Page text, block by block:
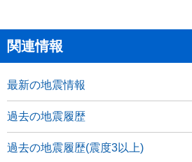
関連情報
最新の地震情報
過去の地震履歴
過去の地震履歴(震度3以上)